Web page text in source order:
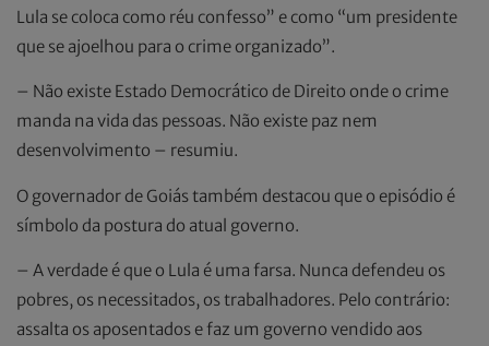
Lula se coloca como réu confesso” e como “um presidente
que se ajoelhou para o crime organizado”.
– Não existe Estado Democrático de Direito onde o crime
manda na vida das pessoas. Não existe paz nem
desenvolvimento – resumiu.
O governador de Goiás também destacou que o episódio é
símbolo da postura do atual governo.
– A verdade é que o Lula é uma farsa. Nunca defendeu os
pobres, os necessitados, os trabalhadores. Pelo contrário:
assalta os aposentados e faz um governo vendido aos